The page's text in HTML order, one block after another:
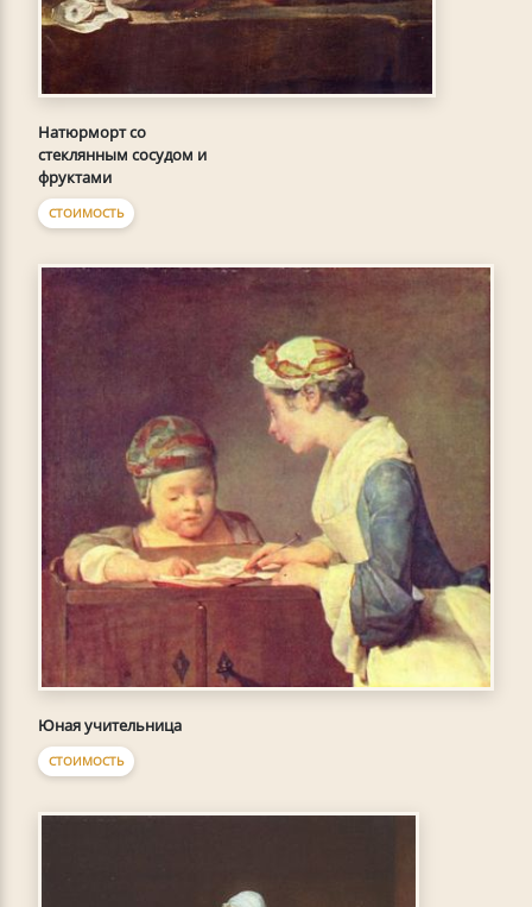
Натюрморт со
стеклянным сосудом и
фруктами
СТОИМОСТЬ
Юная учительница
СТОИМОСТЬ